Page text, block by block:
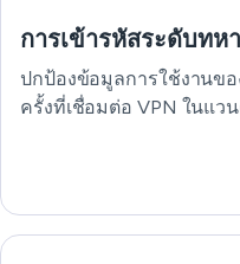
การเข้ารหัสระดับทห
ปกป้องข้อมูลการใช้งานข
ครั้งที่เชื่อมต่อ VPN ในแวน